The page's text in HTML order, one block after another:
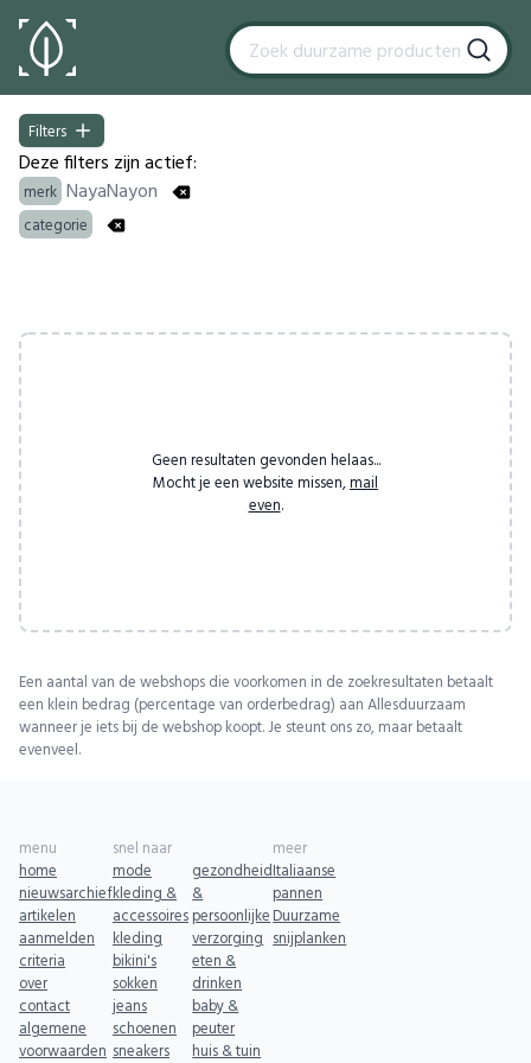
Filters
Filters
Deze filters zijn actief:
merk NayaNayon
categorie
Geen resultaten gevonden helaas...
Mocht je een website missen, mail
even.
Een aantal van de webshops die voorkomen in de zoekresultaten betaalt
een klein bedrag (percentage van orderbedrag) aan Allesduurzaam
wanneer je iets bij de webshop koopt. Je steunt ons zo, maar betaalt
evenveel.
menu
home
nieuwsarchief
artikelen
aanmelden
criteria
over
contact
algemene
voorwaarden
snel naar
mode
kleding &
accessoires
kleding
bikini's
sokken
jeans
schoenen
sneakers
gezondheid
&
persoonlijke
verzorging
eten &
drinken
baby &
peuter
huis & tuin
meer
Italiaanse
pannen
Duurzame
snijplanken